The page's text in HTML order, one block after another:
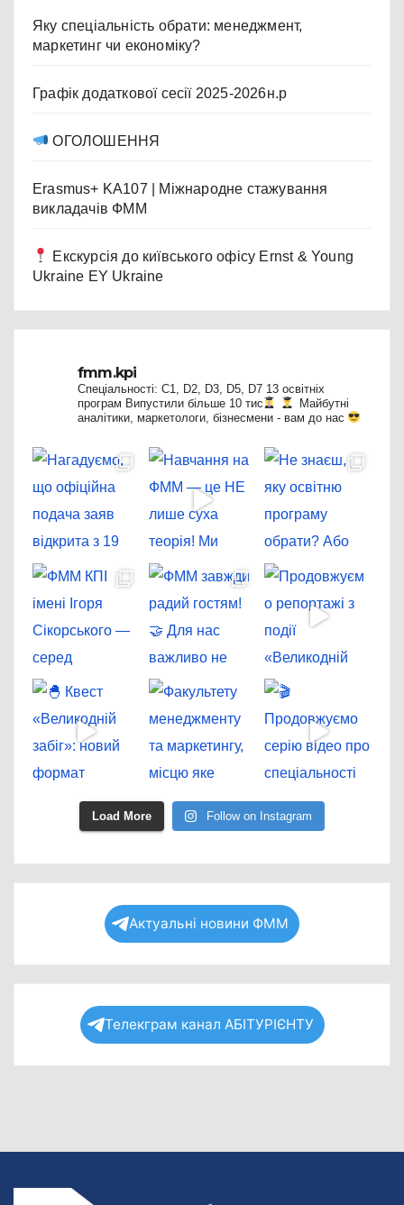
Яку спеціальність обрати: менеджмент,
маркетинг чи економіку?
Графік додаткової сесії 2025-2026н.р
ОГОЛОШЕННЯ
Erasmus+ KA107 | Міжнародне стажування
викладачів ФММ
Екскурсія до київського офісу Ernst & Young
Ukraine EY Ukraine
fmm.kpi
Спеціальності: C1, D2, D3, D5, D7 13 освітніх
програм Випустили більше 10 тис
Майбутні
аналітики, маркетологи, бізнесмени - вам до нас
Load More Follow on Instagram
Актуальні новини ФММ
Телекграм канал АБІТУРІЄНТУ